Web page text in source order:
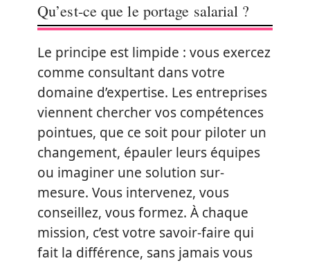
Qu’est-ce que le portage salarial ?
Le principe est limpide : vous exercez
comme consultant dans votre
domaine d’expertise. Les entreprises
viennent chercher vos compétences
pointues, que ce soit pour piloter un
changement, épauler leurs équipes
ou imaginer une solution sur-
mesure. Vous intervenez, vous
conseillez, vous formez. À chaque
mission, c’est votre savoir-faire qui
fait la différence, sans jamais vous